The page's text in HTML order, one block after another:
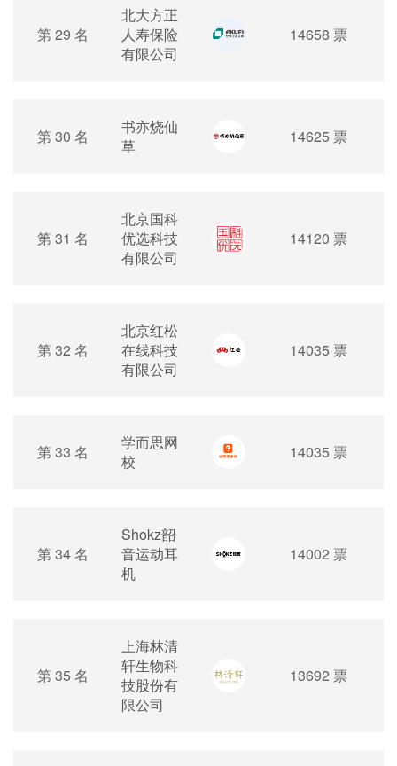
第 29 名
北大方正
人寿保险
有限公司
14658 票
第 30 名
书亦烧仙
草
14625 票
第 31 名
北京国科
优选科技
有限公司
14120 票
第 32 名
北京红松
在线科技
有限公司
14035 票
第 33 名
学而思网
校
14035 票
第 34 名
Shokz韶
音运动耳
机
14002 票
第 35 名
上海林清
轩生物科
技股份有
限公司
13692 票